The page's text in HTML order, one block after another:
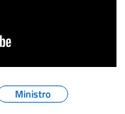
Ministro